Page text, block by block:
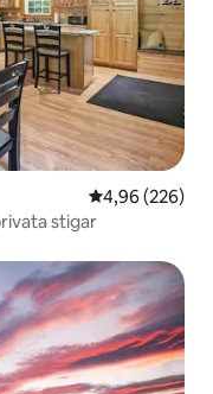
4,96 av 5 i
4,96 (226)
stigar